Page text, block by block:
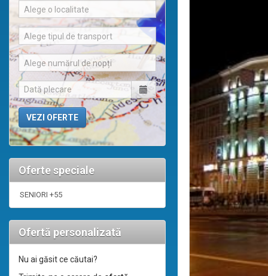
Alege o localitate
Alege tipul de transport
Alege numărul de nopți
Oferte speciale
SENIORI +55
Ofertă personalizată
Nu ai găsit ce căutai?